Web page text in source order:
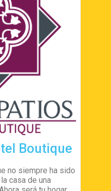
Boutique
no siempre ha sido
casa de una